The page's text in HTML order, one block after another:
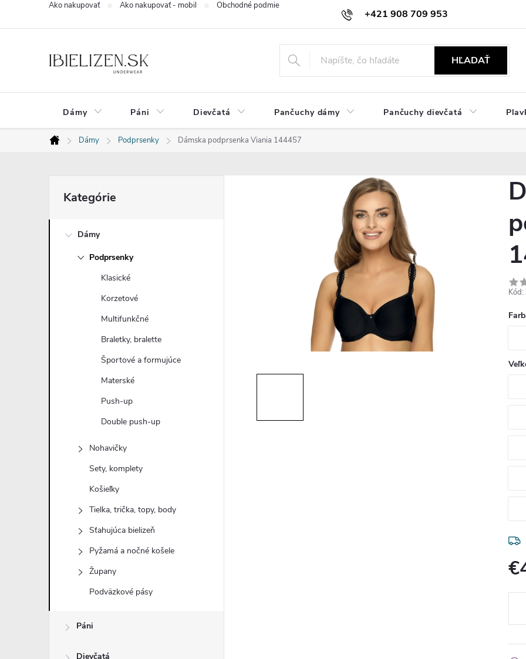
+421 908 709 953
objednavky@ibielizen.sk
Ako nakupovať Ako nakupovať - mobil Obchodné podmienky
HĽADAŤ
Dámy Páni Dievčatá Pančuchy dámy Pančuchy dievčatá
Domov
Dámy Podprsenky Dámska podprsenka Viania 144457
o
kategórie
Kategórie
Dámy
Podprsenky
Klasické
Korzetové
Multifunkčné
Braletky, bralette
Športové a formujúce
Materské
Push-up
Double push-up
Nohavičky
Sety, komplety
Košieľky
Tielka, trička, topy, body
Sťahujúca bielizeň
Pyžamá a nočné košele
Župany
Podväzkové pásy
Páni
Dievčatá
Kód: